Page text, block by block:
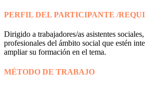
PERFIL DEL PARTICIPANTE /
Dirigido a trabajadores/as asistentes
profesionales del ámbito social que estén
ampliar su formación en el tema.
MÉTODO DE TRABAJO